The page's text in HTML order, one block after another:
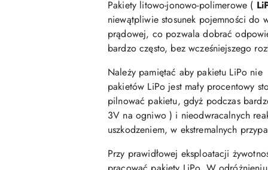
Pakiety litowo-jonowo-polimerowe (
niewątpliwie stosunek pojemności do
prądowej, co pozwala dobrać
bardzo często, bez wcześniejszego
Należy pamiętać aby pakietu LiPo nie
pakietów LiPo jest mały procentowy
pilnować pakietu, gdyż podczas
3V na ogniwo ) i nieodwracalnych
uszkodzeniem, w ekstremalnych
Przy prawidłowej eksploatacji